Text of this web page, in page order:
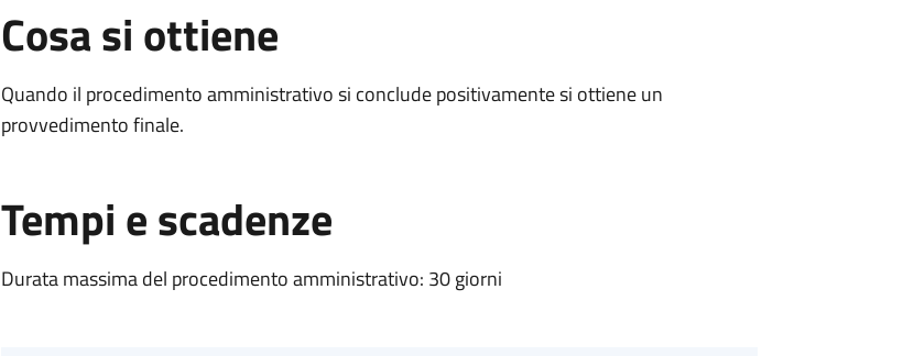
Cosa si ottiene
Quando il procedimento amministrativo si conclude positivamente si ottiene un
provvedimento finale.
Tempi e scadenze
Durata massima del procedimento amministrativo: 30 giorni